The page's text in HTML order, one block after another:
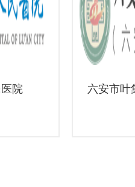
院 六安市叶